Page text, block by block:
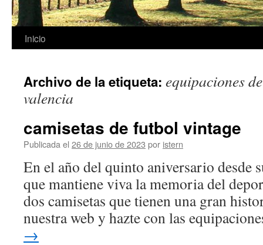
Saltar
contenido
Inicio
Archivo de la etiqueta: equipaciones
valencia
camisetas de futbol vintage
Publicada el 26 de junio de 2023 por istern
En el año del quinto aniversario desde
que mantiene viva la memoria del
dos camisetas que tienen una gran
nuestra web y hazte con las
→